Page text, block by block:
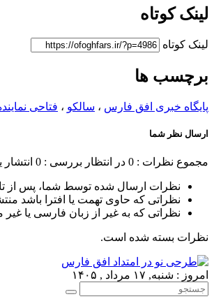
لینک کوتاه
لینک کوتاه
برچسب ها
پایگاه خبری افق فارس ، سالکو ، فتاحی
ارسال نظر شما
مجموع نظرات : 0 در انتظار بررسی : 0 انتشار
نظرات ارسال شده توسط شما، پس از
نظراتی که حاوی تهمت یا افترا باشد
نظراتی که به غیر از زبان فارسی یا
نظرات بسته شده است.
امروز : شنبه, ۱۷ مرداد , ۱۴۰۵